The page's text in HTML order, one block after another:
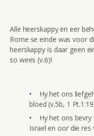
Alle heerskappy en eer
Rome se einde was voor
heerskappy is daar geen
so wees (v.6)!
Hy het ons
bloed (v.5b, 1
Hy het ons
Israel en oor die res